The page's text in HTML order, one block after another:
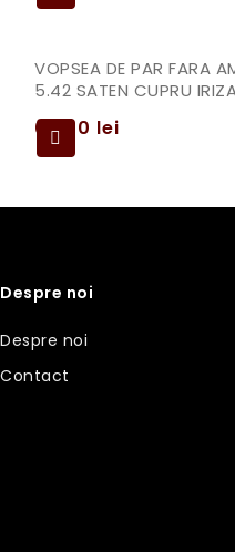
VOPSEA DE PAR FARA
5.42 SATEN CUPRU
69,00 lei
Despre noi
Despre noi
Contact